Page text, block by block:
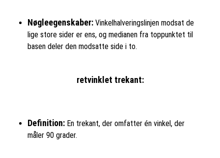
Nøgleegenskaber: Vinkelhalveringslinjen modsat de
lige store sider er ens, og medianen fra toppunktet til
basen deler den modsatte side i to.
retvinklet trekant:
Definition: En trekant, der omfatter én vinkel, der
måler 90 grader.